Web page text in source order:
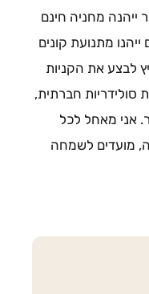
ייהנה מחניה חינם
מתנועת קונים
לבצע את הקניות
סולידריות חברתית,
אני מאחל לכל
מועדים לשמחה